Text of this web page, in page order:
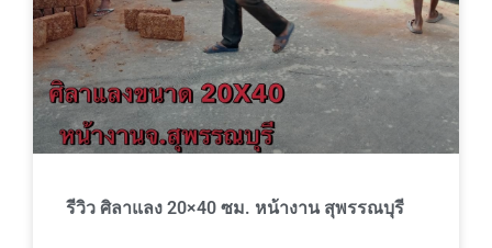
รีวิว ศิลาแลง 20×40 ซม. หน้างาน สุพรรณบุรี